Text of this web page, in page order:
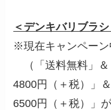
＜デンキバリブラ
※現在キャンペーン
（「送料無料」＆
4800円（＋税）」
6500円（＋税）」